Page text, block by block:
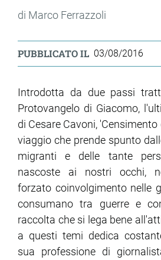
di Marco Ferrazzoli
PUBBLICATO IL 03/08/2016
Introdotta da due passi
Protovangelo di Giacomo,
di Cesare Cavoni,
viaggio che prende spunto
migranti e delle tante
nascoste ai nostri occhi,
forzato coinvolgimento nelle
consumano tra guerre e
raccolta che si lega bene
a questi temi dedica
sua professione di